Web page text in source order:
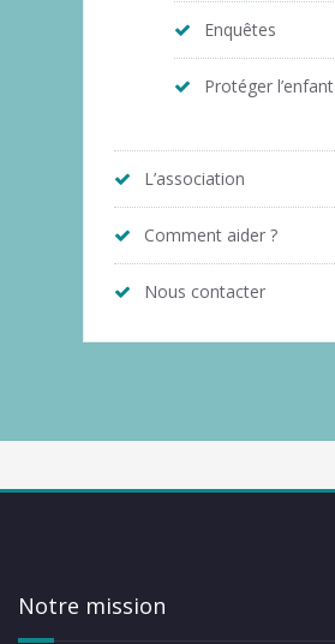
Enquêtes
Protéger l’enfant
L’association
Comment aider ?
Nous contacter
Notre mission